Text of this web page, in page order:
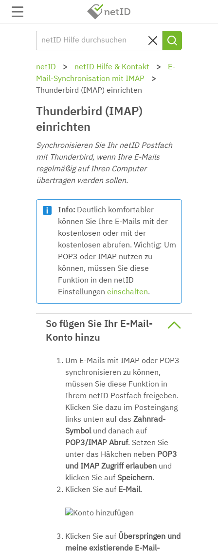
netID netID Hilfe & Kontakt
E-
Mail-Synchronisation mit IMAP
Thunderbird (IMAP) einrichten
Thunderbird (IMAP)
einrichten
Synchronisieren Sie Ihr netID Postfach
mit Thunderbird, wenn Ihre E-Mails
regelmäßig auf Ihren Computer
übertragen werden sollen.
Info: Deutlich komfortabler
können Sie Ihre E-Mails mit der
kostenlosen oder mit der
kostenlosen abrufen. Wichtig: Um
POP3 oder IMAP nutzen zu
können, müssen Sie diese
Funktion in den netID
Einstellungen einschalten.
So fügen Sie Ihr E-Mail-
Konto hinzu
Um E-Mails mit IMAP oder POP3
synchronisieren zu können,
müssen Sie diese Funktion in
Ihrem netID Postfach freigeben.
Klicken Sie dazu im Posteingang
links unten auf das Zahnrad-
Symbolund danach auf
POP3/IMAP Abruf. Setzen Sie
unter das Häkchen neben POP3
und IMAP Zugriff erlauben und
klicken Sie auf Speichern.
Klicken Sie auf E-Mail.
Klicken Sie auf Überspringen und
meine existierende E-Mail-